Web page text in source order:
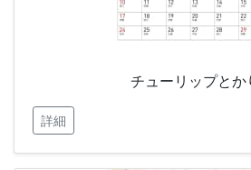
チューリップとか
詳細